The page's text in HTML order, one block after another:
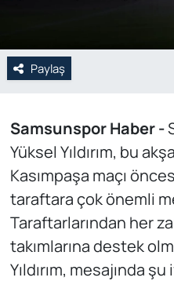
Paylaş
Samsunspor Haber -
Yüksel Yıldırım, bu
Kasımpaşa maçı
taraftara çok önemli
Taraftarlarından her
takımlarına destek
Yıldırım, mesajında
Yerel